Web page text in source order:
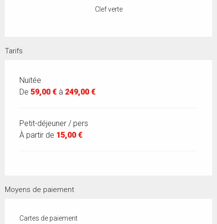
Clef verte
Tarifs
Nuitée
De 59,00 € à 249,00 €
Petit-déjeuner / pers
À partir de 15,00 €
Moyens de paiement
Cartes de paiement